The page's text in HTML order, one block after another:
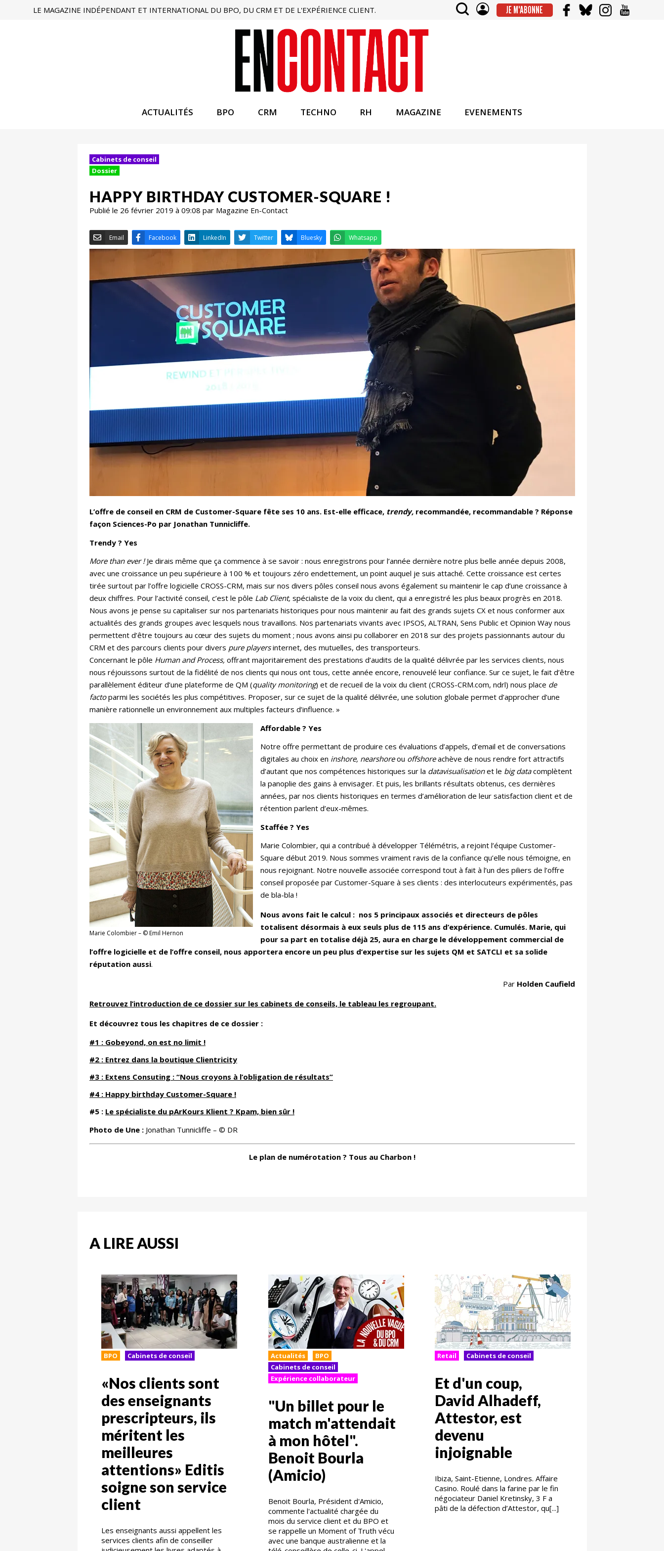
LE MAGAZINE INDÉPENDANT ET INTERNATIONAL DU BPO, DU CRM ET DE L'EXPÉRIENCE CLIENT. JE M'ABONNE
ACTUALITÉS BPO CRM TECHNO RH MAGAZINE EVENEMENTS
Cabinets de conseil
Dossier
HAPPY BIRTHDAY CUSTOMER-SQUARE !
Publié le 26 février 2019 à 09:08 par Magazine En-Contact
Email Facebook LinkedIn Bluesky Whatsapp
L’offre de conseil en CRM de Customer-Square fête ses 10 ans. Est-elle efficace, trendy, recommandée, recommandable ? Réponse
façon Sciences-Po par Jonathan Tunnicliffe.
Trendy ? Yes
More than ever !Je dirais même que ça commence à se savoir : nous enregistrons pour l’année dernière notre plus belle année depuis 2008,
avec une croissance un peu supérieure à 100 % et toujours zéro endettement, un point auquel je suis attaché. Cette croissance est certes
tirée surtout par l’offre logicielle CROSS-CRM, mais sur nos divers pôles conseil nous avons également su maintenir le cap d’une croissance à
deux chiffres. Pour l’activité conseil, c’est le pôle Lab Client, spécialiste de la voix du client, qui a enregistré les plus beaux progrès en 2018.
Nous avons je pense su capitaliser sur nos partenariats historiques pour nous maintenir au fait des grands sujets CX et nous conformer aux
actualités des grands groupes avec lesquels nous travaillons. Nos partenariats vivants avec IPSOS, ALTRAN, Sens Public et Opinion Way nous
permettent d’être toujours au cœur des sujets du moment ; nous avons ainsi pu collaborer en 2018 sur des projets passionnants autour du
CRM et des parcours clients pour divers pure playersinternet, des mutuelles, des transporteurs.
Concernant le pôle Human and Process, offrant majoritairement des prestations d’audits de la qualité délivrée par les services clients, nous
nous réjouissons surtout de la fidélité de nos clients qui nous ont tous, cette année encore, renouvelé leur confiance. Sur ce sujet, le fait d’être
parallèlement éditeur d’une plateforme de QM (quality monitoring) et de recueil de la voix du client (CROSS-CRM.com, ndrl) nous place de
factoparmi les sociétés les plus compétitives. Proposer, sur ce sujet de la qualité délivrée, une solution globale permet d’approcher d’une
manière rationnelle un environnement aux multiples facteurs d’influence. »
Marie Colombier – © Emil Hernon
Affordable ? Yes
Notre offre permettant de produire ces évaluations d’appels, d’email et de conversations
digitales au choix en inshore, nearshoreou offshoreachève de nous rendre fort attractifs
d’autant que nos compétences historiques sur la datavisualisationet le big datacomplètent
la panoplie des gains à envisager. Et puis, les brillants résultats obtenus, ces dernières
années, par nos clients historiques en termes d’amélioration de leur satisfaction client et de
rétention parlent d’eux-mêmes.
Staffée ? Yes
Marie Colombier, qui a contribué à développer Télémétris, a rejoint l’équipe Customer-
Square début 2019. Nous sommes vraiment ravis de la confiance qu’elle nous témoigne, en
nous rejoignant. Notre nouvelle associée correspond tout à fait à l’un des piliers de l’offre
conseil proposée par Customer-Square à ses clients : des interlocuteurs expérimentés, pas
de bla-bla !
Nous avons fait le calcul : nos 5 principaux associés et directeurs de pôles
totalisent désormais à eux seuls plus de 115 ans d’expérience. Cumulés. Marie, qui
pour sa part en totalise déjà 25, aura en charge le développement commercial de
l’offre logicielle et de l’offre conseil, nous apportera encore un peu plus d’expertise sur les sujets QM et SATCLI et sa solide
réputation aussi.
Par Holden Caufield
Retrouvez l’introduction de ce dossier sur les cabinets de conseils, le tableau les regroupant.
Et découvrez tous les chapitres de ce dossier :
#1 : Gobeyond, on est no limit !
#2 : Entrez dans la boutique Clientricity
#3 : Extens Consuting : “Nous croyons à l’obligation de résultats”
#4 : Happy birthday Customer-Square !
#5 : Le spécialiste du pArKours Klient ? Kpam, bien sûr !
Photo de Une : Jonathan Tunnicliffe – © DR
Le plan de numérotation ? Tous au Charbon !
A LIRE AUSSI
BPO Cabinets de conseil
«Nos clients sont
des enseignants
prescripteurs, ils
méritent les
meilleures
attentions» Editis
soigne son service
client
Les enseignants aussi appellent les
services clients afin de conseiller
Actualités
BPO
Cabinets de conseil
Expérience collaborateur
"Un billet pour le
match m'attendait
à mon hôtel".
Benoit Bourla
(Amicio)
Benoit Bourla, Président d'Amicio,
commente l'actualité chargée du
mois du service client et du BPO et
se rappelle un Moment of Truth vécu
avec une banque australienne et la
Retail Cabinets de conseil
Et d'un coup,
David Alhadeff,
Attestor, est
devenu
injoignable
Ibiza, Saint-Etienne, Londres. Affaire
Casino. Roulé dans la farine par le fin
négociateur Daniel Kretinsky, 3 F a
pâti de la défection d’Attestor, qu[...]